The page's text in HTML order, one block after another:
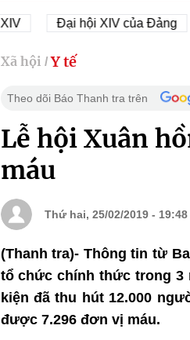
Đại hội XIV của Đảng
Xã hội / Y tế
Theo dõi Báo Thanh tra trên
Lễ hội Xuân
máu
Thứ hai, 25/02/2019 - 19:48
(Thanh tra)- Thông tin từ
tổ chức chính thức trong 3
kiện đã thu hút 12.000
được 7.296 đơn vị máu.